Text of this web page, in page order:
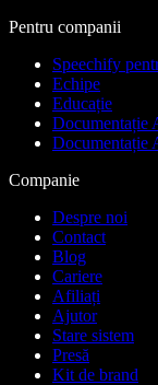
Pentru companii
Speechify
Echipe
Educație
Documentație
Documentație
Companie
Despre noi
Contact
Blog
Cariere
Afiliați
Ajutor
Stare sistem
Presă
Kit de brand